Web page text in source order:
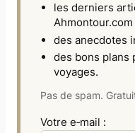
les derniers
Ahmontour.com
des anecdotes
des bons plans
voyages.
Pas de spam.
Votre e‑mail :